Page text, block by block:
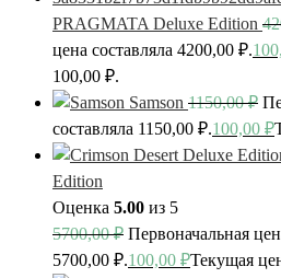
PRAGMATA Deluxe Edition
цена составляла 4200,00 ₽.
100,00 ₽.
Samson 1150,00₽
составляла 1150,00 ₽.100,00 ₽
Edition
Оценка 5.00 из 5
5700,00₽ Первоначальная
5700,00 ₽.100,00 ₽Текущая